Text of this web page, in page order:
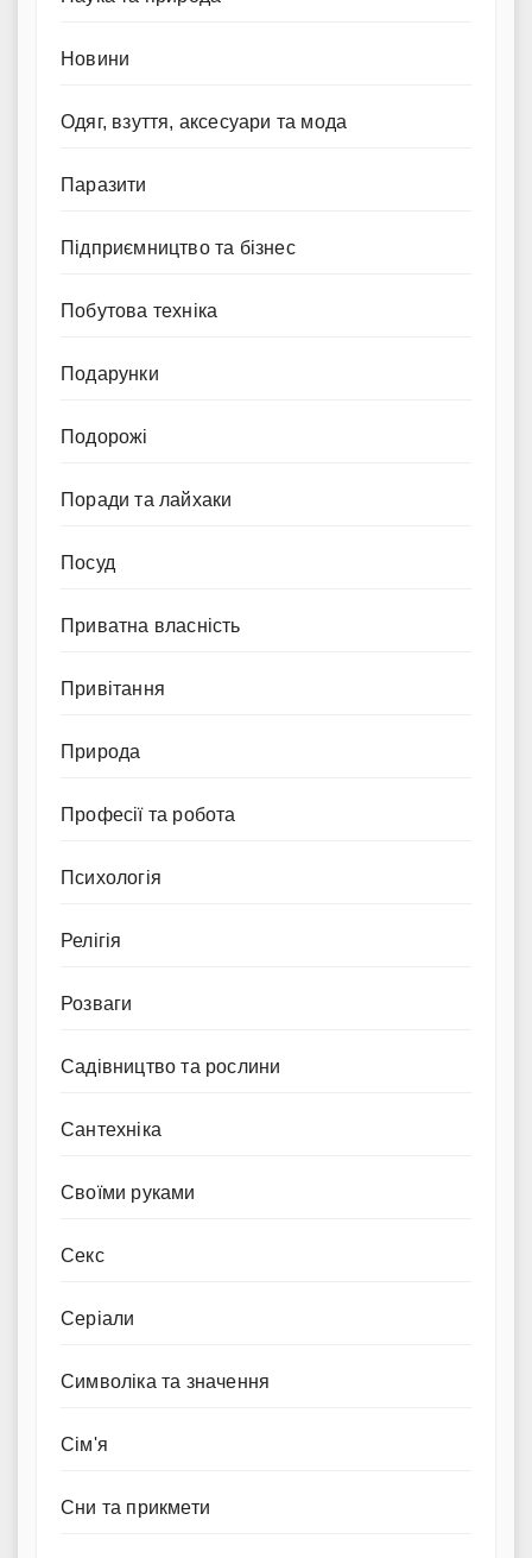
Новини
Одяг, взуття, аксесуари та мода
Паразити
Підприємництво та бізнес
Побутова техніка
Подарунки
Подорожі
Поради та лайхаки
Посуд
Приватна власність
Привітання
Природа
Професії та робота
Психологія
Релігія
Розваги
Садівництво та рослини
Сантехніка
Своїми руками
Секс
Серіали
Символіка та значення
Сім'я
Сни та прикмети